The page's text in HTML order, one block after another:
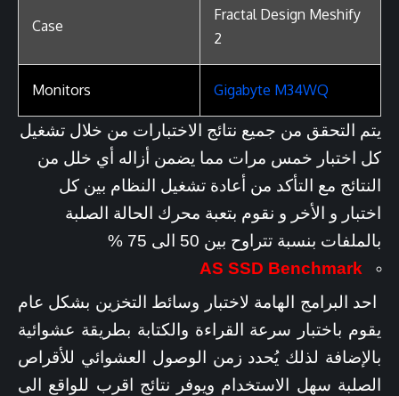
Fractal Design Meshify
2
Case
Gigabyte M34WQ
Monitors
يتم التحقق من جميع نتائج الاختبارات من خلال تشغيل
كل اختبار خمس مرات مما يضمن أزاله أي خلل من
النتائج مع التأكد من أعادة تشغيل النظام بين كل
اختبار و الأخر و نقوم بتعبة محرك الحالة الصلبة
بالملفات بنسبة تتراوح بين 50 الى 75 %
AS SSD Benchmark
احد البرامج الهامة لاختبار وسائط التخزين بشكل عام
يقوم باختبار سرعة القراءة والكتابة بطريقة عشوائية
بالإضافة لذلك يُحدد زمن الوصول العشوائي للأقراص
الصلبة سهل الاستخدام ويوفر نتائج اقرب للواقع الى